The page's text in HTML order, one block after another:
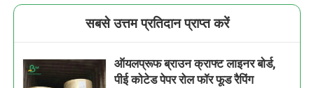
सबसे उत्तम प्रतिदान प्राप्त करें
ऑयलप्रूफ ब्राउन क्राफ्ट लाइनर बोर्ड,
पीई कोटेड पेपर रोल फॉर फूड रैपिंग